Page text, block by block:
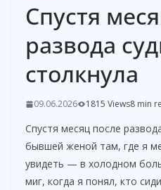
Спустя
развода
столкнула
09.06.2026 1815 Views8 min
Спустя месяц после
бывшей женой там, где я
увидеть — в холодном
миг, когда я понял, кто